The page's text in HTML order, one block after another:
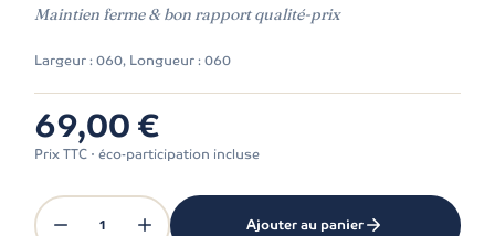
Maintien ferme & bon rapport qualité-prix
Largeur : 060, Longueur : 060
69,00 €
Prix TTC · éco-participation incluse
1 Ajouter au panier